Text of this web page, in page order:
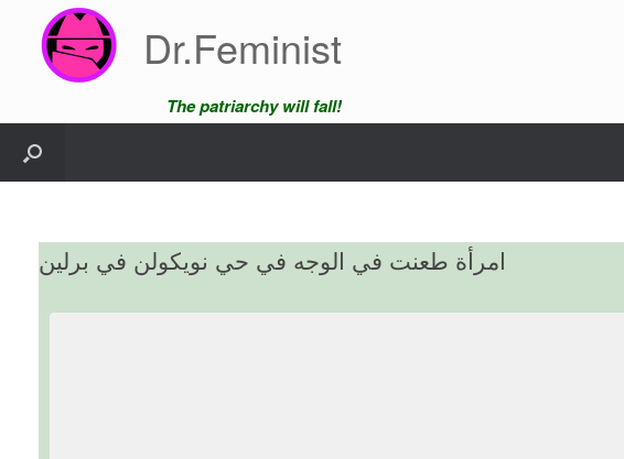
content
Dr.Feminist
The patriarchy will fall!
امرأة طعنت في الوجه في حي نويكولن في برلين